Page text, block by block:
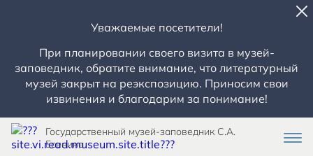
Уважаемые посетители!
При планировании своего визита в музей-
заповедник, обратите внимание, что литературный
музей закрыт на реэкспозицию. Приносим свои
извинения и благодарим за понимание!
Государственный музей-заповедник С.А.
Есенина